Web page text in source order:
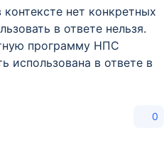
нет конкретных
в ответе нельзя.
программу НПС
использована в ответе в
0